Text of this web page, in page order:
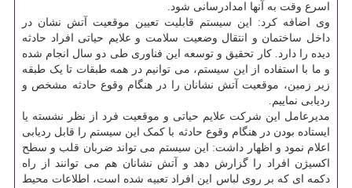
اسرع وقت به آنها امدادرسانی شود.
وی اضافه کرد: این سیستم قابلیت تعیین موقعیت آتش نشان در
داخل ساختمان و انتقال وضعیت سلامت و علایم حیاتی افراد حادثه
دیده را دارد. کار تحقیق و توسعه این فناوری طی دو سال انجام شده
و ما با استفاده از این سیستم، می توانیم در همه طبقات تا یک طبقه
زیر زمین، موقعیت آتش نشانان را در هنگام وقوع حادثه مشخص و
ردیابی نماییم.
مدیرعامل این شرکت علایم حیاتی و موقعیت فرد از نظر نشسته یا
ایستاده بودن در هنگام وقوع حادثه با کمک این سیستم را قابل ردیابی
اعلام نمود و اظهار داشت: این سیستم می تواند ضربان قلب و سطح
اکسیژن افراد را گزارش دهد و آتش نشانان هم می توانند از راه
دکمه ای که بر روی لباس این افراد تعبیه شده است، اطلاعات محیط